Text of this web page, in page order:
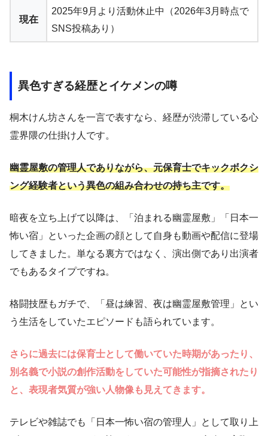
現在
2025年9月より活動休止中（2026年3月時点で
SNS投稿あり）
異色すぎる経歴とイケメンの噂
桐木けん坊さんを一言で表すなら、経歴が渋滞している心
霊界隈の仕掛け人です。
幽霊屋敷の管理人でありながら、元保育士でキックボクシ
ング経験者という異色の組み合わせの持ち主です。
暗夜を立ち上げて以降は、「泊まれる幽霊屋敷」「日本一
怖い宿」といった企画の顔として自身も動画や配信に登場
してきました。単なる裏方ではなく、演出側であり出演者
でもあるタイプですね。
格闘技歴もガチで、「昼は練習、夜は幽霊屋敷管理」とい
う生活をしていたエピソードも語られています。
さらに過去には保育士として働いていた時期があったり、
別名義で小説の創作活動をしていた可能性が指摘されたり
と、表現者気質が強い人物像も見えてきます。
テレビや雑誌でも「日本一怖い宿の管理人」として取り上